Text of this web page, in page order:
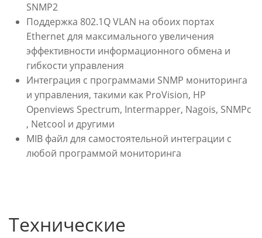
SNMP2
Поддержка 802.1Q VLAN на обоих портах
Ethernet для максимального увеличения
эффективности информационного обмена и
гибкости управления
Интеграция с программами SNMP мониторинга
и управления, такими как ProVision, HP
Openviews Spectrum, Intermapper, Nagois, SNMPc
, Netcool и другими
MIB файл для самостоятельной интеграции с
любой программой мониторинга
Технические